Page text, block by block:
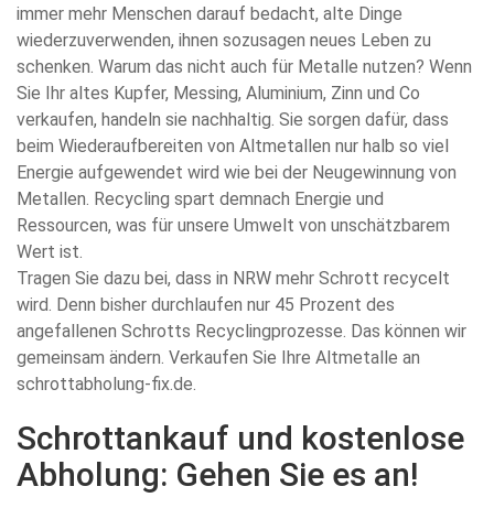
immer mehr Menschen darauf bedacht, alte Dinge
wiederzuverwenden, ihnen sozusagen neues Leben zu
schenken. Warum das nicht auch für Metalle nutzen? Wenn
Sie Ihr altes Kupfer, Messing, Aluminium, Zinn und Co
verkaufen, handeln sie nachhaltig. Sie sorgen dafür, dass
beim Wiederaufbereiten von Altmetallen nur halb so viel
Energie aufgewendet wird wie bei der Neugewinnung von
Metallen. Recycling spart demnach Energie und
Ressourcen, was für unsere Umwelt von unschätzbarem
Wert ist.
Tragen Sie dazu bei, dass in NRW mehr Schrott recycelt
wird. Denn bisher durchlaufen nur 45 Prozent des
angefallenen Schrotts Recyclingprozesse. Das können wir
gemeinsam ändern. Verkaufen Sie Ihre Altmetalle an
schrottabholung-fix.de.
Schrottankauf und kostenlose
Abholung: Gehen Sie es an!